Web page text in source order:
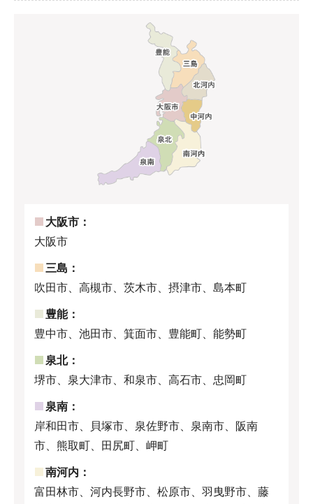
大阪市：
大阪市
三島：
吹田市、高槻市、茨木市、摂津市、島本町
豊能：
豊中市、池田市、箕面市、豊能町、能勢町
泉北：
堺市、泉大津市、和泉市、高石市、忠岡町
泉南：
岸和田市、貝塚市、泉佐野市、泉南市、阪南
市、熊取町、田尻町、岬町
南河内：
富田林市、河内長野市、松原市、羽曳野市、藤